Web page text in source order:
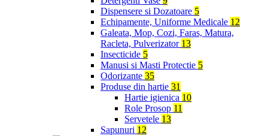
Dispensere si Dozatoare 5
Echipamente, Uniforme Medicale 12
Galeata, Mop, Cozi, Faras, Matura,
Racleta, Pulverizator 13
Insecticide 5
Manusi si Masti Protectie 5
Odorizante 35
Produse din hartie 31
Hartie igienica 10
Role Prosop 11
Servetele 13
Sapunuri 12